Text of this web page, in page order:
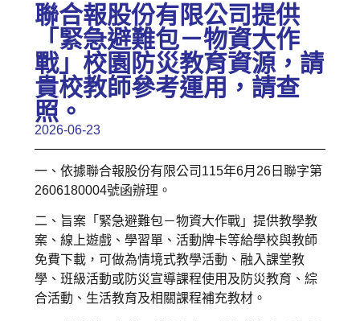
聯合報股份有限公司提供
「緊急避難包－物資大作
戰」校園防災教育資源，請
貴校教師參考運用，請查
照。
2026-06-23
一、依據聯合報股份有限公司115年6月26日聯字第
2606180004號函辦理。
二、旨案「緊急避難包－物資大作戰」提供教學教
案、線上遊戲、學習單、活動牌卡等給學校與教師
免費下載，可做為情境式教學活動、融入課堂教
學、班級活動或防災宣導課程使用及防災教育、綜
合活動、生活教育及相關課程補充教材。